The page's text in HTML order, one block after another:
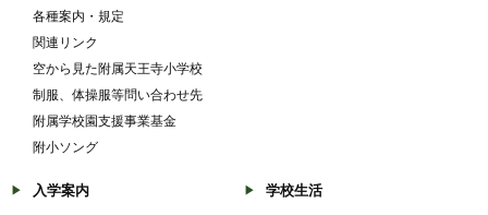
各種案内・規定
関連リンク
空から見た附属天王寺小学校
制服、体操服等問い合わせ先
附属学校園支援事業基金
附小ソング
入学案内 学校生活